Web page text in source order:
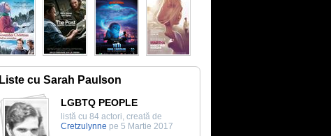
Liste cu Sarah Paulson
LGBTQ PEOPLE
listă cu 84 actori, creată de
Cretzulynne pe 5 Martie 2017